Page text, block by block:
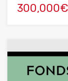
300,000€